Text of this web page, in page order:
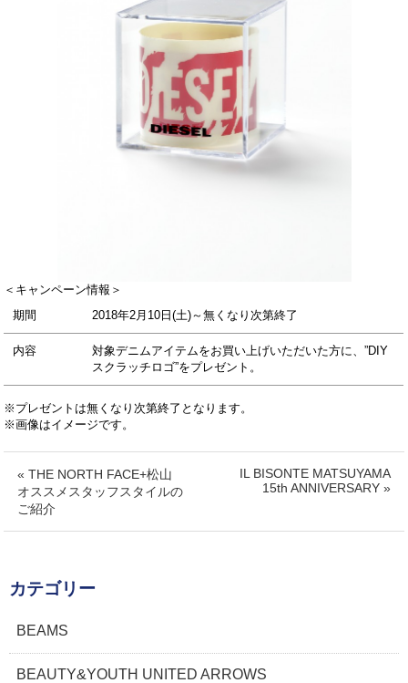
＜キャンペーン情報＞
期間
2018年2月10日(土)～無くなり次第終了
内容
対象デニムアイテムをお買い上げいただいた方に、”DIY
スクラッチロゴ”をプレゼント。
※プレゼントは無くなり次第終了となります。
※画像はイメージです。
« THE NORTH FACE+松山
オススメスタッフスタイルの
ご紹介
IL BISONTE MATSUYAMA
15th ANNIVERSARY »
カテゴリー
BEAMS
BEAUTY&YOUTH UNITED ARROWS